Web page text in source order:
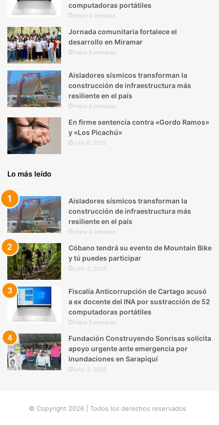
computadoras portátiles
Hace 3 semanas
Jornada comunitaria fortalece el
desarrollo en Miramar
Hace 3 semanas
Aisladores sísmicos transforman la
construcción de infraestructura más
resiliente en el país
Hace 4 semanas
En firme sentencia contra «Gordo Ramos»
y «Los Picachú»
julio 6, 2026
Lo más leído
Aisladores sísmicos transforman la
construcción de infraestructura más
resiliente en el país
Hace 4 semanas
Cóbano tendrá su evento de Mountain Bike
y tú puedes participar
julio 3, 2026
Fiscalía Anticorrupción de Cartago acusó
a ex docente del INA por sustracción de 52
computadoras portátiles
Hace 3 semanas
Fundación Construyendo Sonrisas solicita
apoyo urgente ante emergencia por
inundaciones en Sarapiquí
julio 3, 2026
© Copyright 2026 | Todos los derechos reservados